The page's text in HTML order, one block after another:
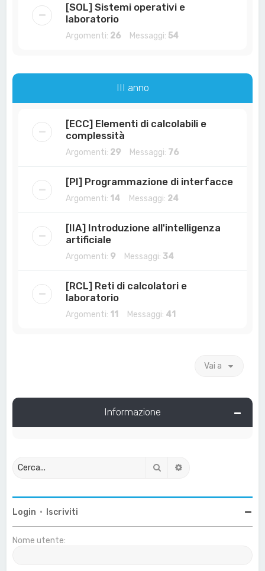
[SOL] Sistemi operativi e
laboratorio
Argomenti: 26 Messaggi: 54
III anno
[ECC] Elementi di calcolabili e
complessità
Argomenti: 29 Messaggi: 76
[PI] Programmazione di interfacce
Argomenti: 14 Messaggi: 24
[IIA] Introduzione all'intelligenza
artificiale
Argomenti: 9 Messaggi: 34
[RCL] Reti di calcolatori e
laboratorio
Argomenti: 11 Messaggi: 41
Vai a
Informazione
Cerca
Login • Iscriviti
Nome utente: